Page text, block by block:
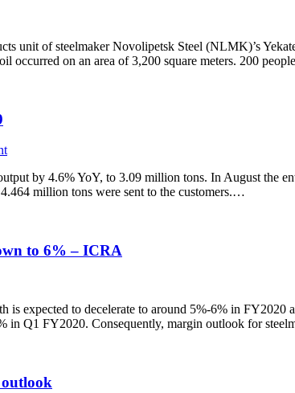
unit of steelmaker Novolipetsk Steel (NLMK)’s
occurred on an area of 3,200 square meters. 200
by 4.6% YoY, to 3.09 million tons. In August the
million tons were sent to the customers.…
to 6% – ICRA
is expected to decelerate to around 5%-6% in
in Q1 FY2020. Consequently, margin outlook for